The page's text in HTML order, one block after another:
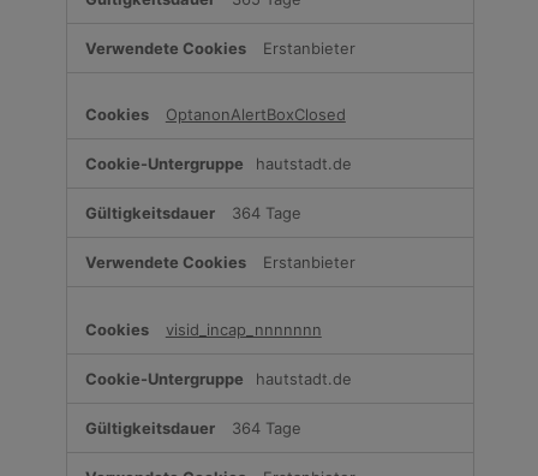
Erstanbieter
OptanonAlertBoxClosed
hautstadt.de
364 Tage
Erstanbieter
visid_incap_nnnnnnn
hautstadt.de
364 Tage